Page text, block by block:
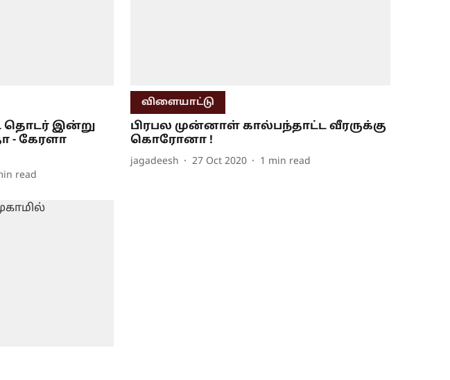
இன்று
- கேரளா
read
விளையாட்டு
பிரபல முன்னாள் கால்பந்தாட்ட வீரருக்கு
கொரோனா !
jagadeesh 27 Oct 2020 1 min read